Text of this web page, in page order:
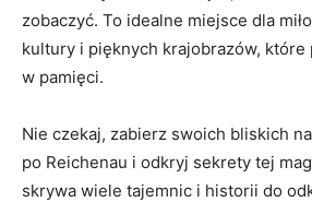
zobaczyć. To idealne miejsce dla
kultury i pięknych krajobrazów, które
w pamięci.
Nie czekaj, zabierz swoich bliskich
po Reichenau i odkryj sekrety tej
skrywa wiele tajemnic i historii do